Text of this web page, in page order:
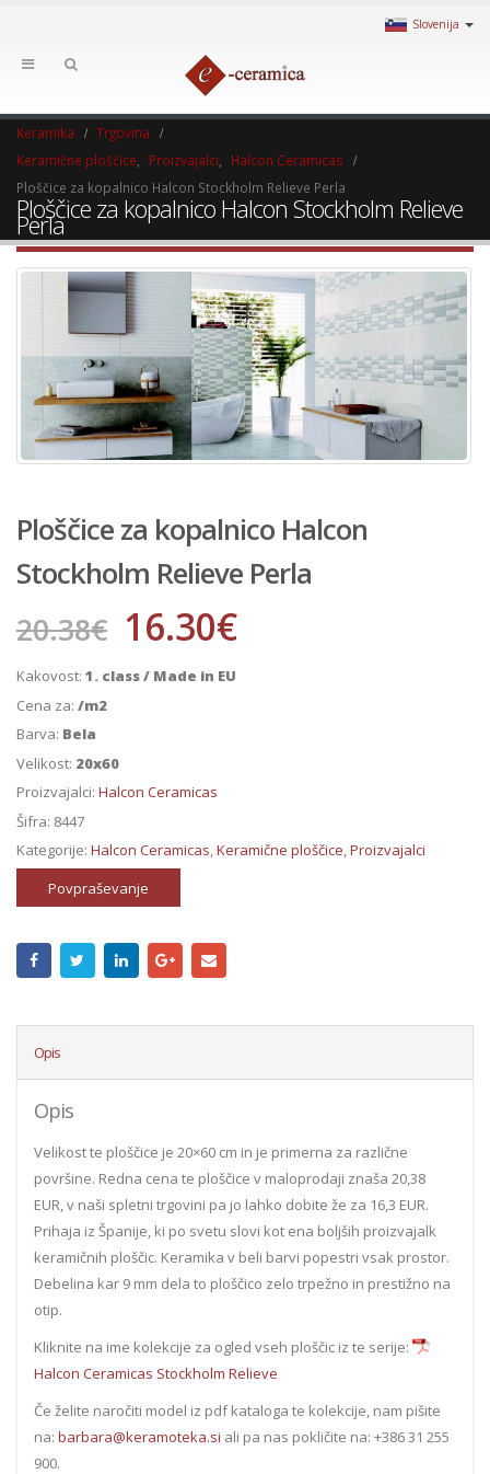
Slovenija
Keramika
Trgovina
Keramične ploščice
Proizvajalci
Halcon Ceramicas
Ploščice za kopalnico Halcon Stockholm Relieve Perla
Ploščice za kopalnico Halcon Stockholm Relieve
Perla
Ploščice za kopalnico Halcon
Stockholm Relieve Perla
20.38€ 16.30€
Kakovost: 1. class / Made in EU
Cena za: /m2
Barva: Bela
Velikost: 20x60
Proizvajalci: Halcon Ceramicas
Šifra: 8447
Kategorije: Halcon Ceramicas,Keramične ploščice,Proizvajalci
Povpraševanje
Opis
Opis
Velikost te ploščice je 20×60 cm in je primerna za različne
površine. Redna cena te ploščice v maloprodaji znaša 20,38
EUR, v naši spletni trgovini pa jo lahko dobite že za 16,3 EUR.
Prihaja iz Španije, ki po svetu slovi kot ena boljših proizvajalk
keramičnih ploščic. Keramika v beli barvi popestri vsak prostor.
Debelina kar 9 mm dela to ploščico zelo trpežno in prestižno na
otip.
Kliknite na ime kolekcije za ogled vseh ploščic iz te serije:
Halcon Ceramicas Stockholm Relieve
Če želite naročiti model iz pdf kataloga te kolekcije, nam pišite
na: barbara@keramoteka.si ali pa nas pokličite na: +386 31 255
900.